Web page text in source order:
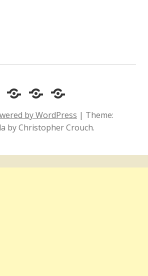
Cotidiano
Comportamento
Inclusão
e
Acessibilidade
Diário
um
surdo
by WordPress | Theme:
by Christopher Crouch.